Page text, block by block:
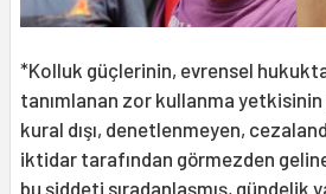
*Kolluk güçlerinin, evrensel
tanımlanan zor kullanma
kural dışı, denetlenmeyen,
iktidar tarafından görmezden
bu şiddeti sıradanlaşmış, gündelik